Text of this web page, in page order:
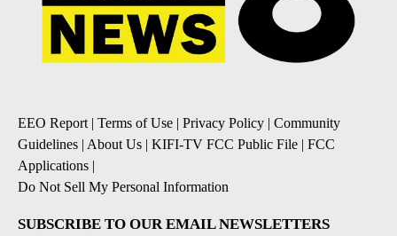
EEO Report| Terms of Use | Privacy Policy | Community
Guidelines | About Us | KIFI-TV FCC Public File | FCC
Applications |
Do Not Sell My Personal Information
SUBSCRIBE TO OUR EMAIL NEWSLETTERS